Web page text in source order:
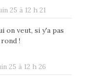
25 à 12 h 21
on veut, si y'a pas
!
25 à 12 h 26